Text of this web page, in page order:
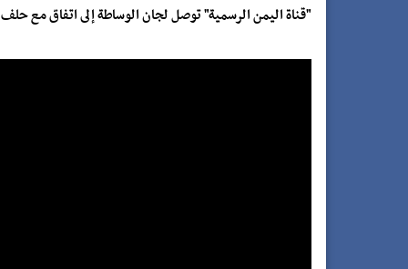
"قناة اليمن الرسمية" توصل لجان الوساطة إلى اتفاق مع